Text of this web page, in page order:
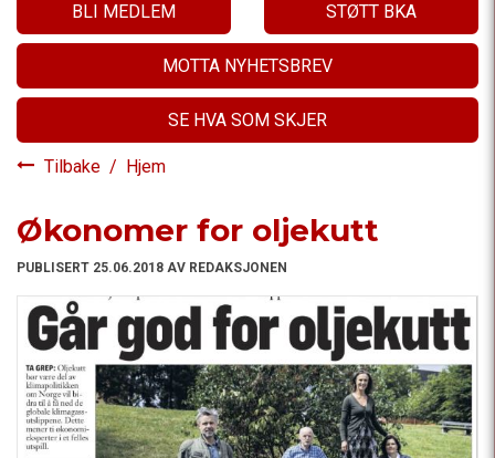
BLI MEDLEM STØTT BKA
MOTTA NYHETSBREV
SE HVA SOM SKJER
Tilbake / Hjem
Økonomer for oljekutt
PUBLISERT 25.06.2018 AV REDAKSJONEN